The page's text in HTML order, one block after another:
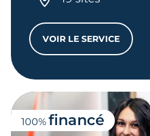
VOIR LE SERVICE
MES
100% financé